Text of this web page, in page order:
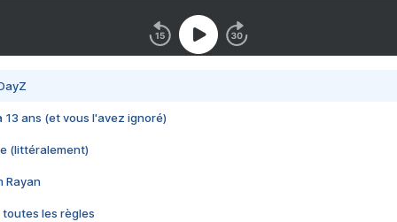
13 ans (et vous l'avez ignoré)
(littéralement)
Rayan
toutes les règles